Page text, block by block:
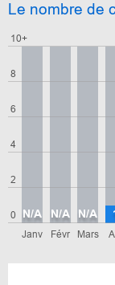
Le nombre de
0
2
4
6
8
10+
Janv
N/A
Févr
N/A
Mars
N/A